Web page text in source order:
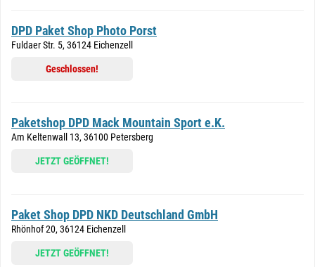
DPD Paket Shop Photo Porst
Fuldaer Str. 5, 36124 Eichenzell
Geschlossen!
Paketshop DPD Mack Mountain Sport e.K.
Am Keltenwall 13, 36100 Petersberg
JETZT GEÖFFNET!
Paket Shop DPD NKD Deutschland GmbH
Rhönhof 20, 36124 Eichenzell
JETZT GEÖFFNET!